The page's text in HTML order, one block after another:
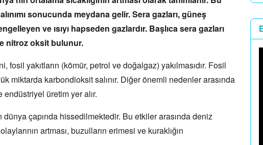
sonucunda meydana gelir.Sera gazları,güneş
ve ısıyı hapseden gazlardır. Başlıca sera gazları
nitroz oksit bulunur.
fosil yakıtların (kömür, petrol ve doğalgaz) yakılmasıdır. Fosil
miktarda karbondioksit salınır. Diğer önemli nedenler arasında
endüstriyel üretim yer alır.
dünya çapında hissedilmektedir. Bu etkiler arasında deniz
artması, buzulların erimesi ve kuraklığın